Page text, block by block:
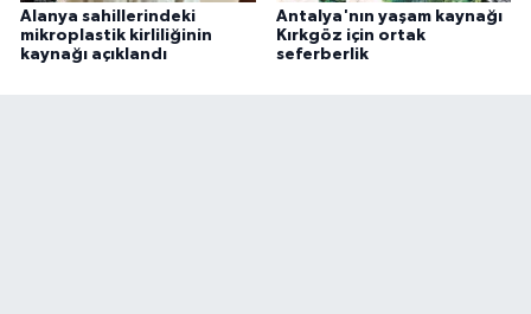
Alanya sahillerindeki
mikroplastik kirliliğinin
kaynağı açıklandı
Antalya'nın yaşam kaynağı
Kırkgöz için ortak
seferberlik